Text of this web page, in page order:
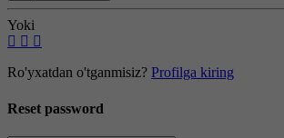
Yoki
Ro'yxatdan o'tganmisiz? Profilga kiring
Reset password